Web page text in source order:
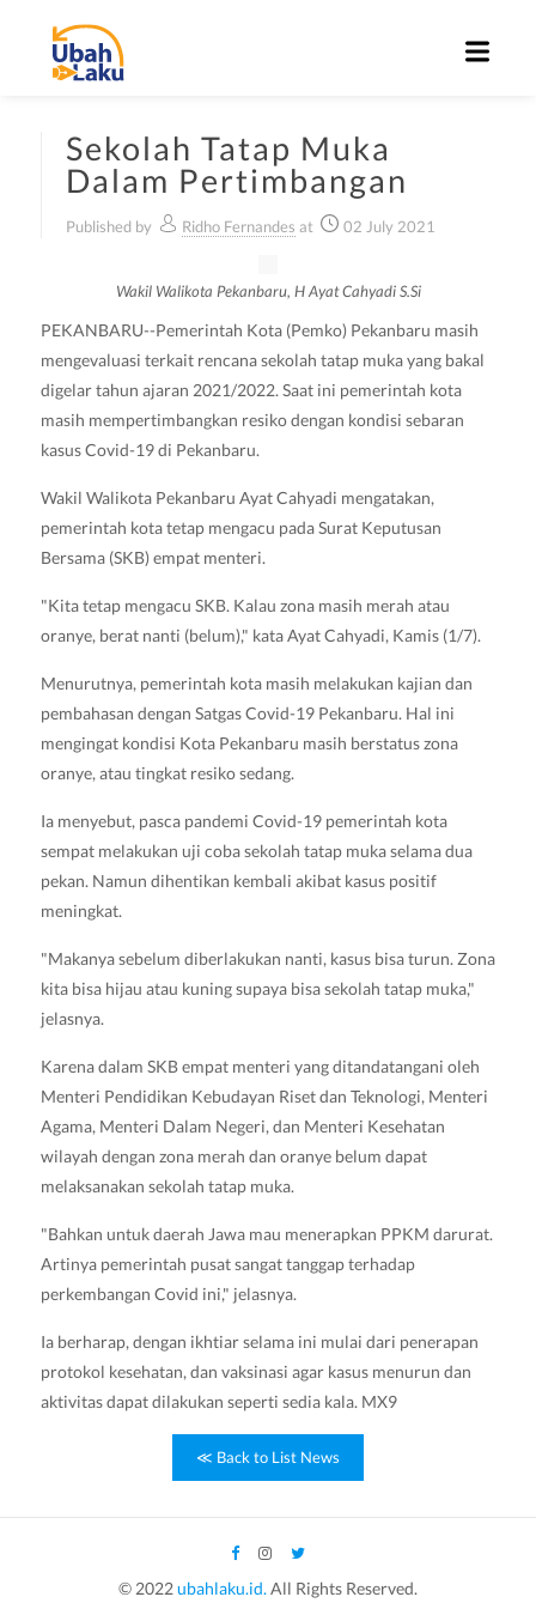
Sekolah Tatap Muka
Dalam Pertimbangan
Published by Ridho Fernandes at 02 July 2021
Wakil Walikota Pekanbaru, H Ayat Cahyadi S.Si
PEKANBARU--Pemerintah Kota (Pemko) Pekanbaru masih
mengevaluasi terkait rencana sekolah tatap muka yang bakal
digelar tahun ajaran 2021/2022. Saat ini pemerintah kota
masih mempertimbangkan resiko dengan kondisi sebaran
kasus Covid-19 di Pekanbaru.
Wakil Walikota Pekanbaru Ayat Cahyadi mengatakan,
pemerintah kota tetap mengacu pada Surat Keputusan
Bersama (SKB) empat menteri.
"Kita tetap mengacu SKB. Kalau zona masih merah atau
oranye, berat nanti (belum)," kata Ayat Cahyadi, Kamis (1/7).
Menurutnya, pemerintah kota masih melakukan kajian dan
pembahasan dengan Satgas Covid-19 Pekanbaru. Hal ini
mengingat kondisi Kota Pekanbaru masih berstatus zona
oranye, atau tingkat resiko sedang.
Ia menyebut, pasca pandemi Covid-19 pemerintah kota
sempat melakukan uji coba sekolah tatap muka selama dua
pekan. Namun dihentikan kembali akibat kasus positif
meningkat.
"Makanya sebelum diberlakukan nanti, kasus bisa turun. Zona
kita bisa hijau atau kuning supaya bisa sekolah tatap muka,"
jelasnya.
Karena dalam SKB empat menteri yang ditandatangani oleh
Menteri Pendidikan Kebudayan Riset dan Teknologi, Menteri
Agama, Menteri Dalam Negeri, dan Menteri Kesehatan
wilayah dengan zona merah dan oranye belum dapat
melaksanakan sekolah tatap muka.
"Bahkan untuk daerah Jawa mau menerapkan PPKM darurat.
Artinya pemerintah pusat sangat tanggap terhadap
perkembangan Covid ini," jelasnya.
Ia berharap, dengan ikhtiar selama ini mulai dari penerapan
protokol kesehatan, dan vaksinasi agar kasus menurun dan
aktivitas dapat dilakukan seperti sedia kala. MX9
≪ Back to List News
© 2022ubahlaku.id. All Rights Reserved.